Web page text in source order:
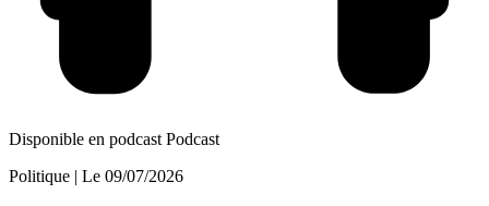
Disponible en podcast Podcast
Politique | Le 09/07/2026